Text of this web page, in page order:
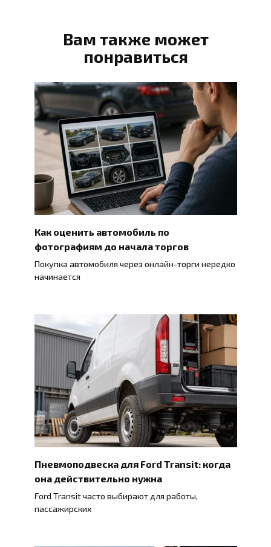
Вам также может
понравиться
Как оценить автомобиль по
фотографиям до начала торгов
Покупка автомобиля через онлайн-торги нередко
начинается
Пневмоподвеска для Ford Transit: когда
она действительно нужна
Ford Transit часто выбирают для работы,
пассажирских